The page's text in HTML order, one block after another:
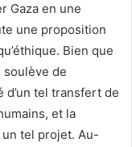
Gaza en une
une proposition
Bien que
soulève de
tel transfert de
et la
tel projet. Au-